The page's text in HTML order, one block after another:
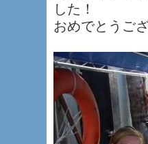
した！
おめでとうご